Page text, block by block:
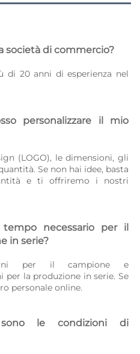
società di commercio?
di 20 anni di esperienza nel
personalizzare il mio
(LOGO), le dimensioni, gli
Se non hai idee, basta
e ti offriremo i nostri
necessario per il
in serie?
per il campione e
per la produzione in serie. Se
personale online.
le condizioni di